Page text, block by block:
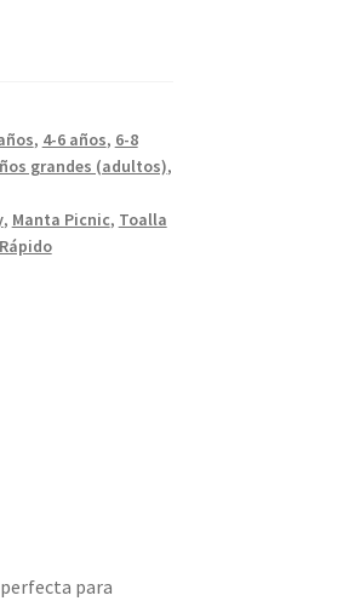
, 4-6 años, 6-8
grandes (adultos),
, Manta Picnic, Toalla
para